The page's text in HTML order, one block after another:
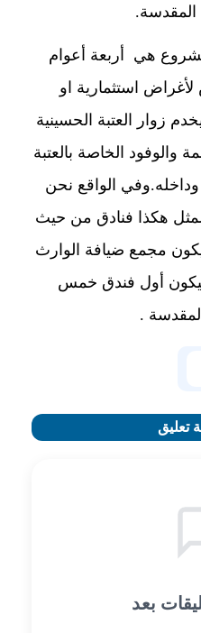
المقدسة.
هي أربعة أعوام
استثمارية او
زوار العتبة الحسينية
والوفود الخاصة بالعتبة
الواقع نحن
هكذا فنادق من حيث
مجمع ضيافة الوارث
أول فندق خمس
.
تعليق
بعد